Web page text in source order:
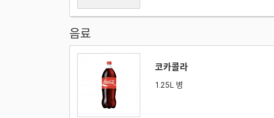
음료
코카콜라
1.25L 병